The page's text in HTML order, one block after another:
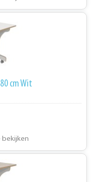
cm Wit
bekijken